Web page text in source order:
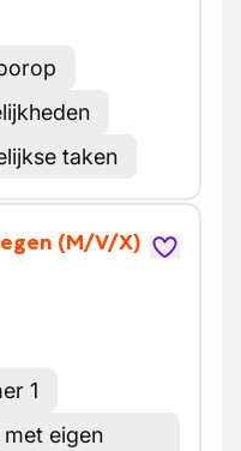
taken
(M/V/X)
1
eigen